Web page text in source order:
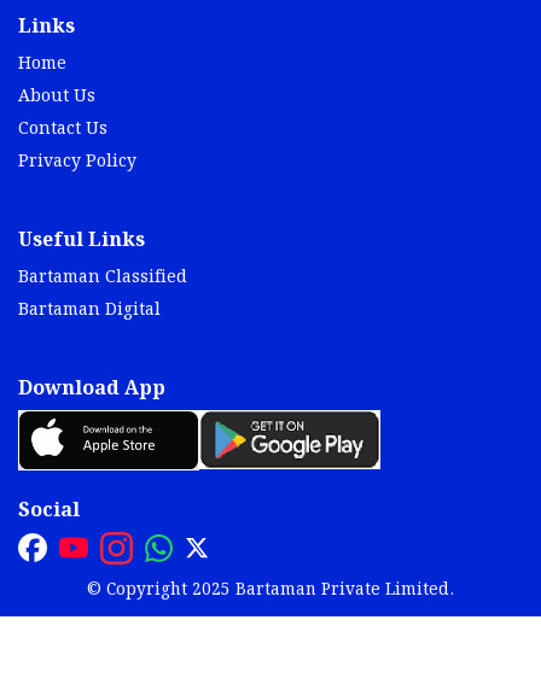
Links
Home
About Us
Contact Us
Privacy Policy
Useful Links
Bartaman Classified
Bartaman Digital
Download App
Social
© Copyright 2025 Bartaman Private Limited.